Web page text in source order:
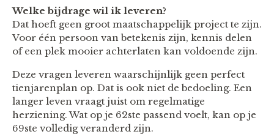
Welke bijdrage wil ik leveren?
Dat hoeft geen groot maatschappelijk project te zijn.
Voor één persoon van betekenis zijn, kennis delen
of een plek mooier achterlaten kan voldoende zijn.
Deze vragen leveren waarschijnlijk geen perfect
tienjarenplan op. Dat is ook niet de bedoeling. Een
langer leven vraagt juist om regelmatige
herziening. Wat op je 62ste passend voelt, kan op je
69ste volledig veranderd zijn.